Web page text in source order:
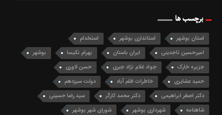
برچسب ها
استان بوشهر استانداری بوشهر
استخدام
امیرحسین تاجدینی
ایران باستان بهرام نکیسا
بوشهر
جزیره خارک
جواد غلام نژاد جبری
حسن لاوری
حمید عشایری
خاطرات ظلم آباد
دولت سیزدهم
دکتر اصغر ابراهیمی
دکتر محمد کارگر
سید رضا حسینی
شاهنامه
شهرداری بوشهر
شورای شهر بوشهر